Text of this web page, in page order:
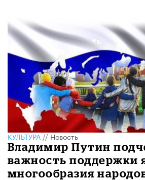
КУЛЬТУРА//Новость
Владимир Путин
важность поддержки
многообразия